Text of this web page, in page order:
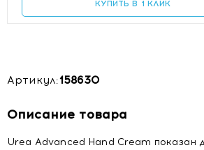
КУПИТЬ В 1 КЛИК
Артикул:158630
Описание товара
Urea Advanced Hand Cream показан